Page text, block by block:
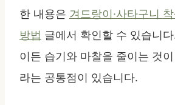
한 내용은 겨드랑이·사타구니
방법 글에서 확인할 수 있습니
이든 습기와 마찰을 줄이는 것
라는 공통점이 있습니다.